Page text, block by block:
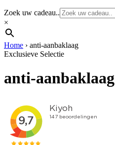
Zoek uw cadeau..
×
Home › anti-aanbaklaag
Exclusieve Selectie
anti-aanbaklaag